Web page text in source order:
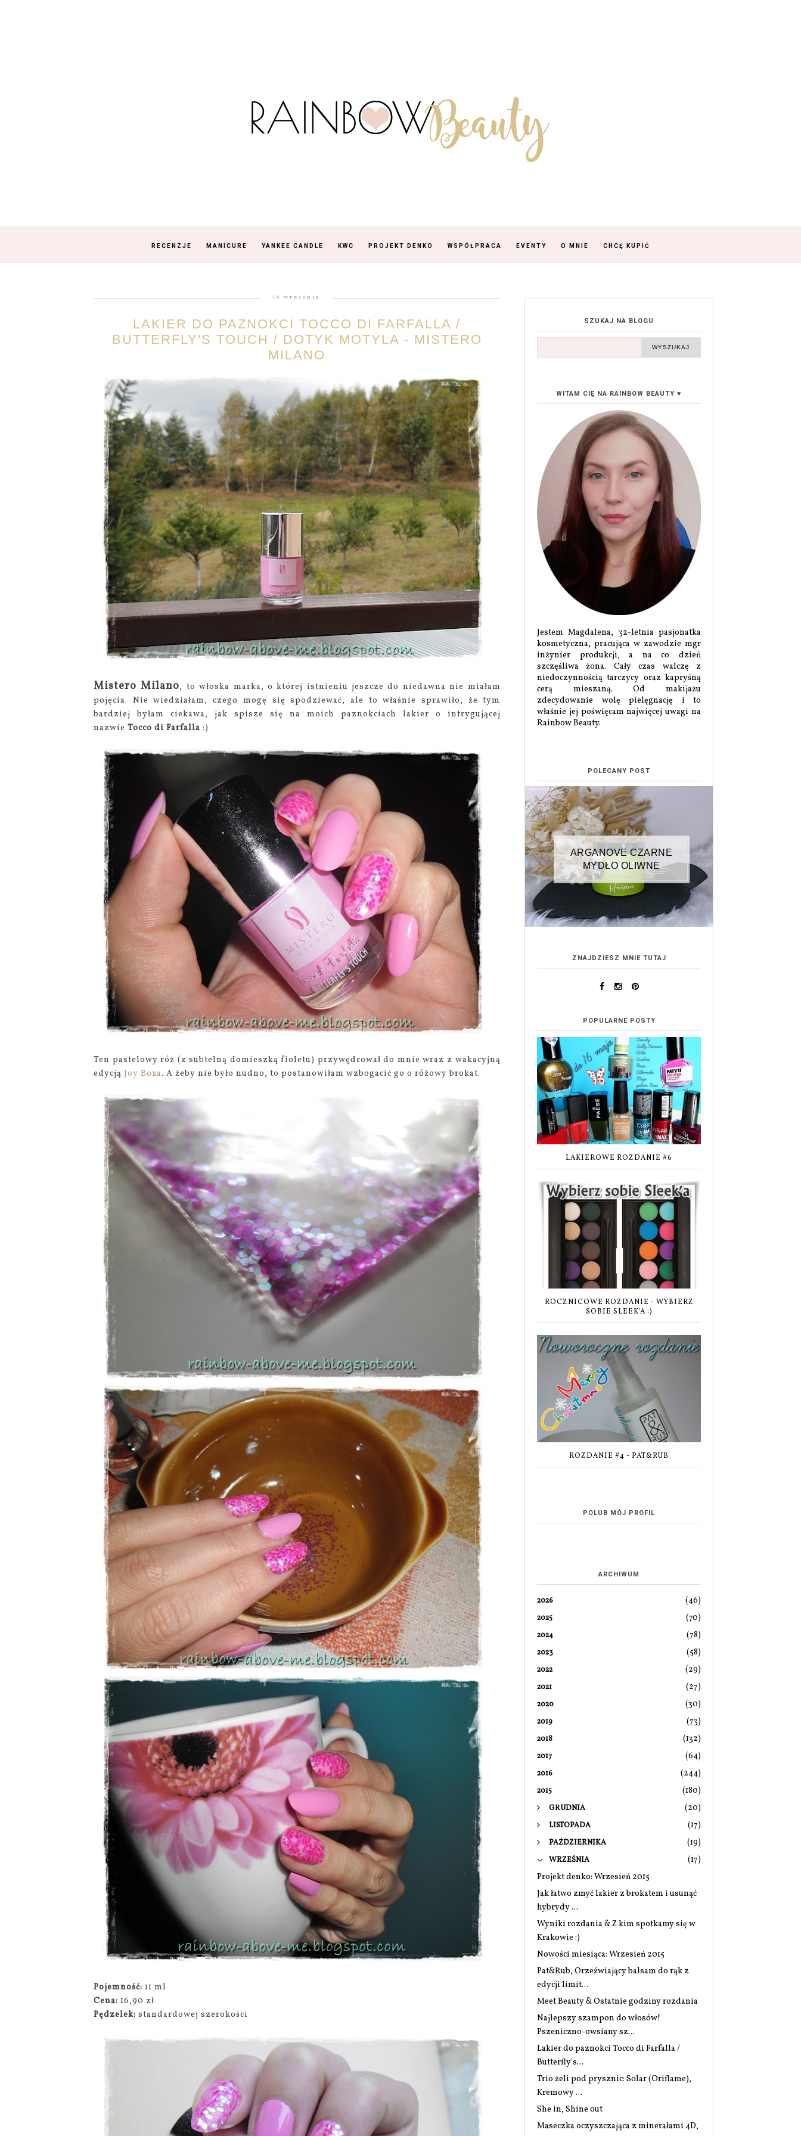
RECENZJE MANICURE YANKEE CANDLE KWC PROJEKT DENKO WSPÓŁPRACA EVENTY O MNIE CHCĘ KUPIĆ
16 września
LAKIER DO PAZNOKCI TOCCO DI FARFALLA /
BUTTERFLY'S TOUCH / DOTYK MOTYLA - MISTERO
MILANO
Mistero Milano, to włoska marka, o której istnieniu jeszcze do niedawna nie miałam
pojęcia. Nie wiedziałam, czego mogę się spodziewać, ale to właśnie sprawiło, że tym
bardziej byłam ciekawa, jak spisze się na moich paznokciach lakier o intrygującej
nazwie Tocco di Farfalla :)
Ten pastelowy róż (z subtelną domieszką fioletu) przywędrował do mnie wraz z wakacyjną
edycją Joy Boxa. A żeby nie było nudno, to postanowiłam wzbogacić go o różowy brokat.
Pojemność: 11 ml
Cena: 16,90 zł
Pędzelek: standardowej szerokości
SZUKAJ NA BLOGU
WITAM CIĘ NA RAINBOW BEAUTY ♥
Jestem Magdalena, 32-letnia pasjonatka
kosmetyczna, pracująca w zawodzie mgr
inżynier produkcji, a na co dzień
szczęśliwa żona. Cały czas walczę z
niedoczynnością tarczycy oraz kapryśną
cerą mieszaną. Od makijażu
zdecydowanie wolę pielęgnację i to
właśnie jej poświęcam najwięcej uwagi na
Rainbow Beauty.
POLECANY POST
ARGANOVE CZARNE
MYDŁO OLIWNE
ZNAJDZIESZ MNIE TUTAJ
POPULARNE POSTY
LAKIEROWE ROZDANIE #6
ROCZNICOWE ROZDANIE - WYBIERZ
SOBIE SLEEK'A :)
ROZDANIE #4 - PAT&RUB
POLUB MÓJ PROFIL
ARCHIWUM
2026 (46)
2025 (70)
2024 (78)
2023 (58)
2022 (29)
2021 (27)
2020 (30)
2019 (73)
2018 (132)
2017 (64)
2016 (244)
2015 (180)
GRUDNIA (20)
LISTOPADA (17)
PAŹDZIERNIKA (19)
WRZEŚNIA
(17)
Projekt denko: Wrzesień 2015
Jak łatwo zmyć lakier z brokatem i usunąć
hybrydy ...
Wyniki rozdania & Z kim spotkamy się w
Krakowie :)
Nowości miesiąca: Wrzesień 2015
Pat&Rub, Orzeźwiający balsam do rąk z
edycji limit...
Meet Beauty & Ostatnie godziny rozdania
Najlepszy szampon do włosów!
Pszeniczno-owsiany sz...
Lakier do paznokci Tocco di Farfalla /
Butterfly's...
Trio żeli pod prysznic: Solar (Oriflame),
Kremowy ...
She in, Shine out
Maseczka oczyszczająca z minerałami 4D,